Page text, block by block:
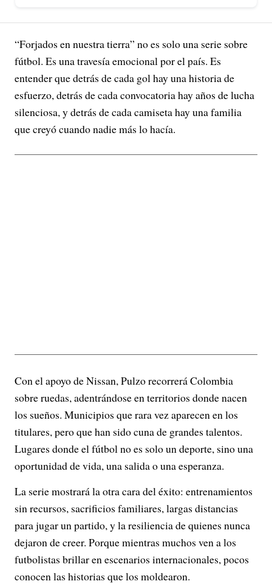
“Forjados en nuestra tierra” no es solo una serie sobre
fútbol. Es una travesía emocional por el país. Es
entender que detrás de cada gol hay una historia de
esfuerzo, detrás de cada convocatoria hay años de lucha
silenciosa, y detrás de cada camiseta hay una familia
que creyó cuando nadie más lo hacía.
Con el apoyo de Nissan, Pulzo recorrerá Colombia
sobre ruedas, adentrándose en territorios donde nacen
los sueños. Municipios que rara vez aparecen en los
titulares, pero que han sido cuna de grandes talentos.
Lugares donde el fútbol no es solo un deporte, sino una
oportunidad de vida, una salida o una esperanza.
La serie mostrará la otra cara del éxito: entrenamientos
sin recursos, sacrificios familiares, largas distancias
para jugar un partido, y la resiliencia de quienes nunca
dejaron de creer. Porque mientras muchos ven a los
futbolistas brillar en escenarios internacionales, pocos
conocen las historias que los moldearon.